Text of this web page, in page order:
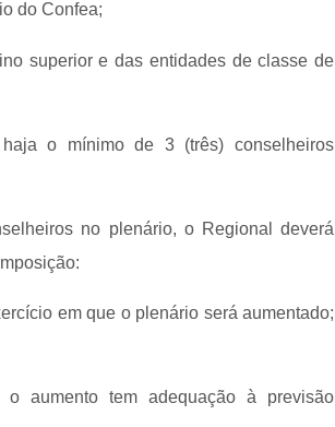
do Confea;
superior e das entidades de classe de
o mínimo de 3 (três) conselheiros
no plenário, o Regional deverá
em que o plenário será aumentado;
aumento tem adequação à previsão